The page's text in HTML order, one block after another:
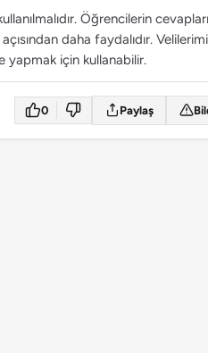
Öğrencilerin cevapları
daha faydalıdır.
yapmak için kullanabilir.
0 Paylaş